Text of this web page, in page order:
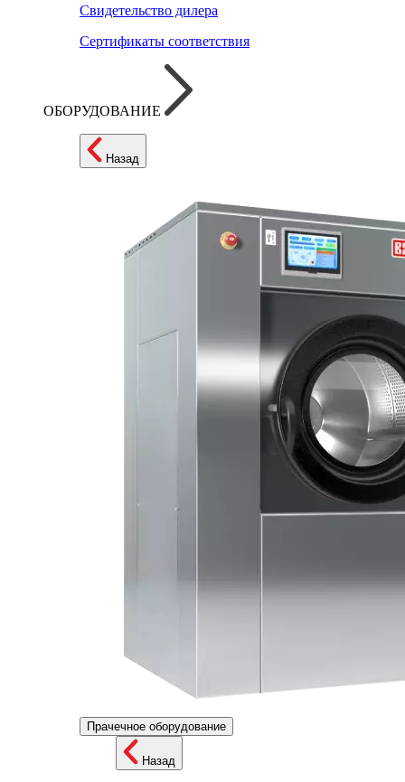
Свидетельство дилера
Сертификаты соответствия
ОБОРУДОВАНИЕ
Назад
Прачечное оборудование
Назад